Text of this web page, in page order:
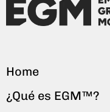
Home
¿Qué es EGM™?